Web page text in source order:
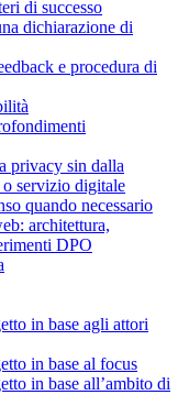
di successo
dichiarazione di
e procedura di
privacy sin dalla
servizio digitale
quando necessario
architettura,
DPO
in base agli attori
in base al focus
in base all’ambito di